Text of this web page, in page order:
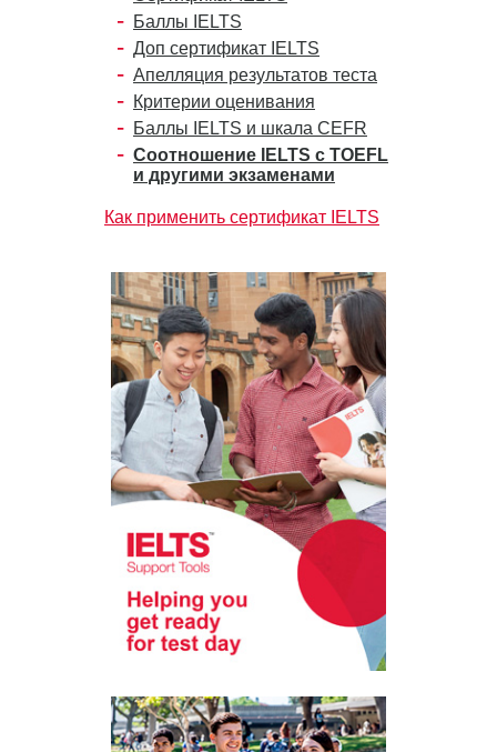
Баллы IELTS
Доп сертификат IELTS
Апелляция результатов теста
Критерии оценивания
Баллы IELTS и шкала CEFR
Соотношение IELTS с TOEFL
и другими экзаменами
Как применить сертификат IELTS